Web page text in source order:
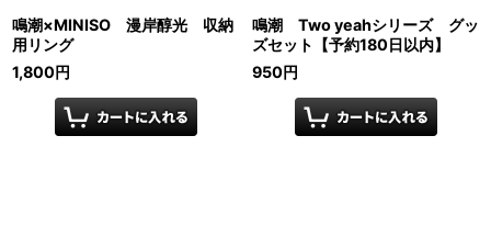
鳴潮×MINISO 漫岸醇光 収納
用リング
1,800円
鳴潮 Two yeahシリーズ グッ
ズセット【予約180日以内】
950円